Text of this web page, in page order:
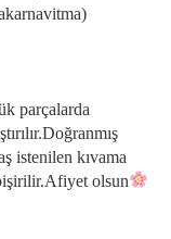
parçalarda
istenilen kıvama
olsun